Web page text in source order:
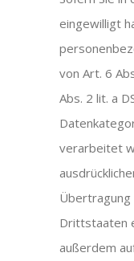
eingewilligt
von Art. 6
Abs. 2 lit. a
verarbeitet
Drittstaaten
außerdem